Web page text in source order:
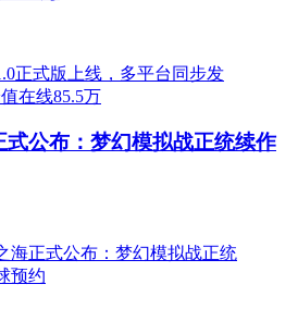
式公布：梦幻模拟战正统续作